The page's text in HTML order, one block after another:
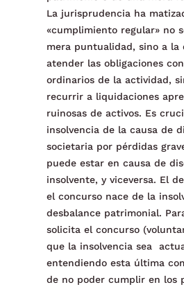
La jurisprudencia ha
«cumplimiento regular» no
mera puntualidad, sino a la
atender las obligaciones
ordinarios de la actividad,
recurrir a liquidaciones
ruinosas de activos. Es
insolvencia de la causa de
societaria por pérdidas
puede estar en causa de
insolvente, y viceversa. El
el concurso nace de la
desbalance patrimonial.
solicita el concurso
que la insolvencia sea
entendiendo esta última
de no poder cumplir en los